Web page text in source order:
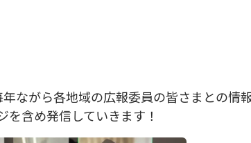
ながら各地域の広報委員の皆さまとの情
含め発信していきます！